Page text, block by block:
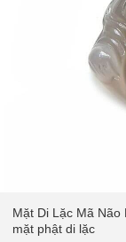
Mặt Di Lặc Mã
mặt phật di lặc